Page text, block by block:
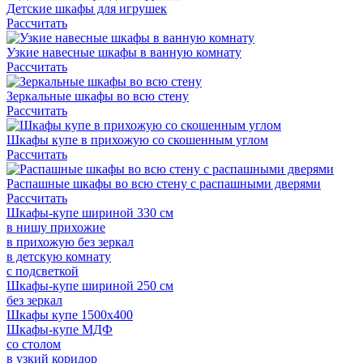
Детские шкафы для игрушек
Рассчитать
Узкие навесные шкафы в ванную комнату
Рассчитать
Зеркальные шкафы во всю стену
Рассчитать
Шкафы купе в прихожую со скошенным углом
Рассчитать
Распашные шкафы во всю стену с распашными дверями
Рассчитать
Шкафы-купе шириной 330 см
в нишу прихожие
в прихожую без зеркал
в детскую комнату
с подсветкой
Шкафы-купе шириной 250 см
без зеркал
Шкафы купе 1500х400
Шкафы-купе МДФ
со столом
в узкий коридор